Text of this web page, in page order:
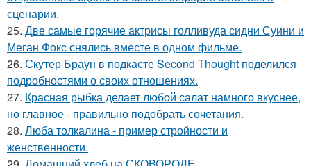
сценарии.
25. Две самые горячие актрисы голливуда сидни Суини и
Меган Фокс снялись вместе в одном фильме.
26. Скутер Браун в подкасте Second Thought поделился
подробностями о своих отношениях.
27. Красная рыбка делает любой салат намного вкуснее,
но главное - правильно подобрать сочетания.
28. Люба толкалина - пример стройности и
женственности.